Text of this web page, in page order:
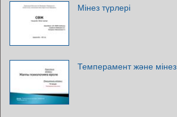
Мінез түрлері
Темперамент және мінез